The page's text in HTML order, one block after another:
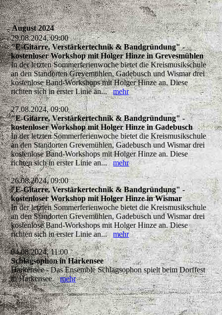
August 2024
29.08.2024, 09:00
"E-Gitarre, Verstärkertechnik & Bandgründung" -
kostenloser Workshop mit Holger Hinze in Grevesmühlen
In der letzten Sommerferienwoche bietet die Kreismusikschule
an den Standorten Grevemühlen, Gadebusch und Wismar drei
kostenlose Band-Workshops mit Holger Hinze an. Diese
richten sich in erster Linie an...mehr
27.08.2024, 09:00
"E-Gitarre, Verstärkertechnik & Bandgründung" -
kostenloser Workshop mit Holger Hinze in Gadebusch
In der letzten Sommerferienwoche bietet die Kreismusikschule
an den Standorten Grevemühlen, Gadebusch und Wismar drei
kostenlose Band-Workshops mit Holger Hinze an. Diese
richten sich in erster Linie an...mehr
26.08.2024, 09:00
"E-Gitarre, Verstärkertechnik & Bandgründung" -
kostenloser Workshop mit Holger Hinze in Wismar
In der letzten Sommerferienwoche bietet die Kreismusikschule
an den Standorten Grevemühlen, Gadebusch und Wismar drei
kostenlose Band-Workshops mit Holger Hinze an. Diese
richten sich in erster Linie an...mehr
04.08.2024, 11:00
Schlagsophon in Harkensee
Harkensee - Das Ensemble Schlagsophon spielt beim Dorffest
in Harkensee.mehr